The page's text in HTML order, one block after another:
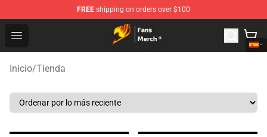
FREE shipping on orders over $100
Open menu
Fairy Tail Store - Official Fairy Tail Merchandise Shop
Inicio/Tienda